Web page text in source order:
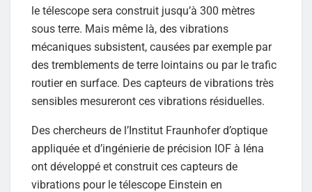
le télescope sera construit jusqu’à 300 mètres
sous terre. Mais même là, des vibrations
mécaniques subsistent, causées par exemple par
des tremblements de terre lointains ou par le trafic
routier en surface. Des capteurs de vibrations très
sensibles mesureront ces vibrations résiduelles.
Des chercheurs de l’Institut Fraunhofer d’optique
appliquée et d’ingénierie de précision IOF à Iéna
ont développé et construit ces capteurs de
vibrations pour le télescope Einstein en